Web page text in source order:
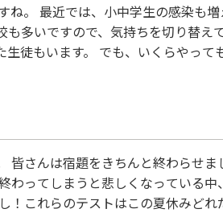
。 最近では、小中学生の感染も
多いですので、気持ちを切り替
徒もいます。 でも、いくらやって
さんは宿題をきちんと終わらせ
ってしまうと悲しくなっている
これらのテストはこの夏休みどれ